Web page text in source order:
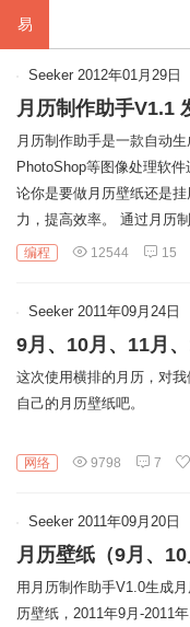
易
首
生
网
软
编
硬
友
Seeker 2012年01月29日
月历制作助手V1.1
月历制作助手是一款自动
PhotoShop等图像处理软
论你是要做月历壁纸还是
力，提高效率。 通过月历
编程 12544 15
Seeker 2011年09月24日
9月、10月、11月
这次使用横排的月历，对
自己的月历壁纸吧。
网络 9798 7
Seeker 2011年09月20日
月历壁纸（9月、10
用月历制作助手V1.0生成
历壁纸，2011年9月-2011年